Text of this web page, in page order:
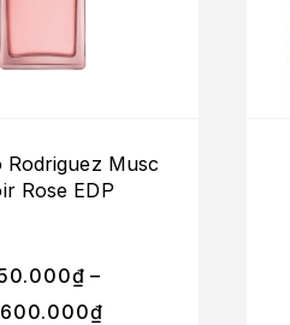
Rodriguez Musc
Rose EDP
₫ –
₫